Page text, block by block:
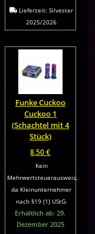
Lieferzeit:Silvester
2025/2026
Funke Cuckoo
Cuckoo 1
(Schachtel mit 4
Stück)
8,50€
Kein
Mehrwertsteuerausweis,
da Kleinunternehmer
nach §19 (1) UStG.
Erhältlich ab: 29.
Dezember 2025